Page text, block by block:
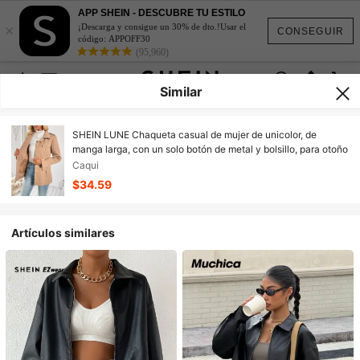
CONSEGUIR
×
APP SHEIN - DESCUBRE TU ESTILO
¡Descarga y consigue un 30% de dto.!Usar el
código: APPOFF30
(95,960)
Similar
SHEIN LUNE Chaqueta casual de mujer de unicolor, de
manga larga, con un solo botón de metal y bolsillo, para otoño
Caqui
$34.59
Artículos similares